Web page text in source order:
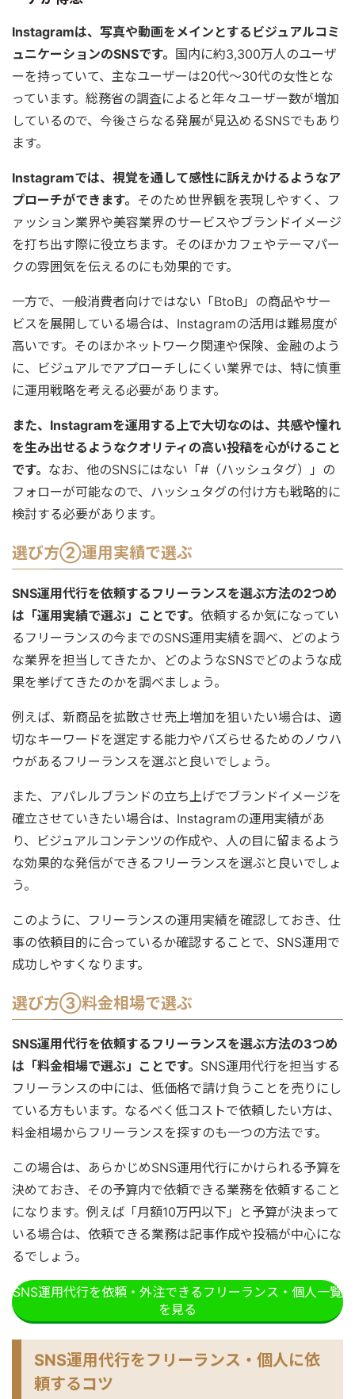
Instagramは、写真や動画をメインとするビジュアルコミ
ュニケーションのSNSです。 国内に約3,300万人のユーザ
ーを持っていて、主なユーザーは20代〜30代の女性とな
っています。総務省の調査によると年々ユーザー数が増加
しているので、今後さらなる発展が見込めるSNSでもあり
ます。
Instagramでは、視覚を通して感性に訴えかけるようなア
プローチができます。 そのため世界観を表現しやすく、フ
ァッション業界や美容業界のサービスやブランドイメージ
を打ち出す際に役立ちます。そのほかカフェやテーマパー
クの雰囲気を伝えるのにも効果的です。
一方で、一般消費者向けではない「BtoB」の商品やサー
ビスを展開している場合は、Instagramの活用は難易度が
高いです。そのほかネットワーク関連や保険、金融のよう
に、ビジュアルでアプローチしにくい業界では、特に慎重
に運用戦略を考える必要があります。
また、Instagramを運用する上で大切なのは、共感や憧れ
を生み出せるようなクオリティの高い投稿を心がけること
です。 なお、他のSNSにはない「#（ハッシュタグ）」の
フォローが可能なので、ハッシュタグの付け方も戦略的に
検討する必要があります。
選び方②運用実績で選ぶ
SNS運用代行を依頼するフリーランスを選ぶ方法の2つめ
は「運用実績で選ぶ」ことです。 依頼するか気になってい
るフリーランスの今までのSNS運用実績を調べ、どのよう
な業界を担当してきたか、どのようなSNSでどのような成
果を挙げてきたのかを調べましょう。
例えば、新商品を拡散させ売上増加を狙いたい場合は、適
切なキーワードを選定する能力やバズらせるためのノウハ
ウがあるフリーランスを選ぶと良いでしょう。
また、アパレルブランドの立ち上げでブランドイメージを
確立させていきたい場合は、Instagramの運用実績があ
り、ビジュアルコンテンツの作成や、人の目に留まるよう
な効果的な発信ができるフリーランスを選ぶと良いでしょ
う。
このように、フリーランスの運用実績を確認しておき、仕
事の依頼目的に合っているか確認することで、SNS運用で
成功しやすくなります。
選び方③料金相場で選ぶ
SNS運用代行を依頼するフリーランスを選ぶ方法の3つめ
は「料金相場で選ぶ」ことです。 SNS運用代行を担当する
フリーランスの中には、低価格で請け負うことを売りにし
ている方もいます。なるべく低コストで依頼したい方は、
料金相場からフリーランスを探すのも一つの方法です。
この場合は、あらかじめSNS運用代行にかけられる予算を
決めておき、その予算内で依頼できる業務を依頼すること
になります。例えば「月額10万円以下」と予算が決まって
いる場合は、依頼できる業務は記事作成や投稿が中心にな
るでしょう。
SNS運用代行を依頼・外注できるフリーランス・個人一覧
を見る
SNS運用代行をフリーランス・個人に依
頼するコツ